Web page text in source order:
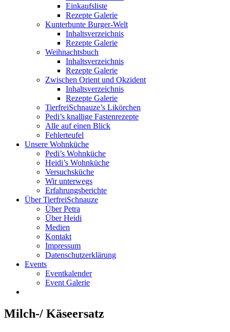
Einkaufsliste
Rezepte Galerie
Kunterbunte Burger-Welt
Inhaltsverzeichnis
Rezepte Galerie
Weihnachtsbuch
Inhaltsverzeichnis
Rezepte Galerie
Zwischen Orient und Okzident
Inhaltsverzeichnis
Rezepte Galerie
TierfreiSchnauze’s Likörchen
Pedi’s knallige Fastenrezepte
Alle auf einen Blick
Fehlerteufel
Unsere Wohnküche
Pedi’s Wohnküche
Heidi’s Wohnküche
Versuchsküche
Wir unterwegs
Erfahrungsberichte
Über TierfreiSchnauze
Über Petra
Über Heidi
Medien
Kontakt
Impressum
Datenschutzerklärung
Events
Eventkalender
Event Galerie
Milch-/ Käseersatz